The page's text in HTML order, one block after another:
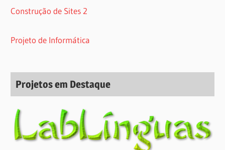
Construção de Sites 2
Projeto de Informática
Projetos em Destaque